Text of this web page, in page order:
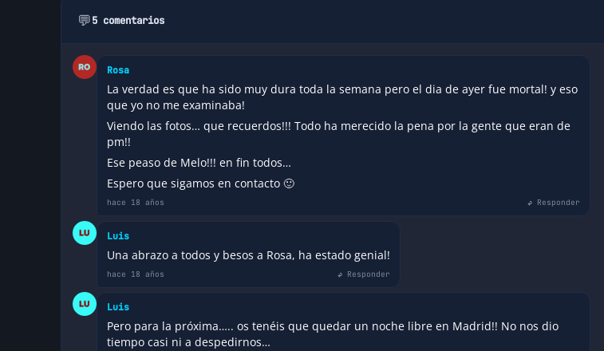
💬5 comentarios
Rosa
La verdad es que ha sido muy dura toda la semana pero el dia de ayer fue mortal! y eso
que yo no me examinaba!
Viendo las fotos… que recuerdos!!! Todo ha merecido la pena por la gente que eran de
pm!!
Ese peaso de Melo!!! en fin todos…
Espero que sigamos en contacto 🙂
hace 18 años ↩ Responder
Luis
Una abrazo a todos y besos a Rosa, ha estado genial!
hace 18 años ↩ Responder
Luis
Pero para la próxima….. os tenéis que quedar un noche libre en Madrid!! No nos dio
tiempo casi ni a despedirnos…